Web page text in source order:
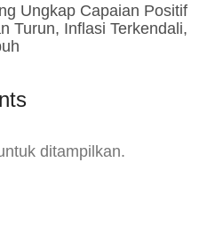
Ungkap Capaian Positif
Turun, Inflasi Terkendali,
ditampilkan.